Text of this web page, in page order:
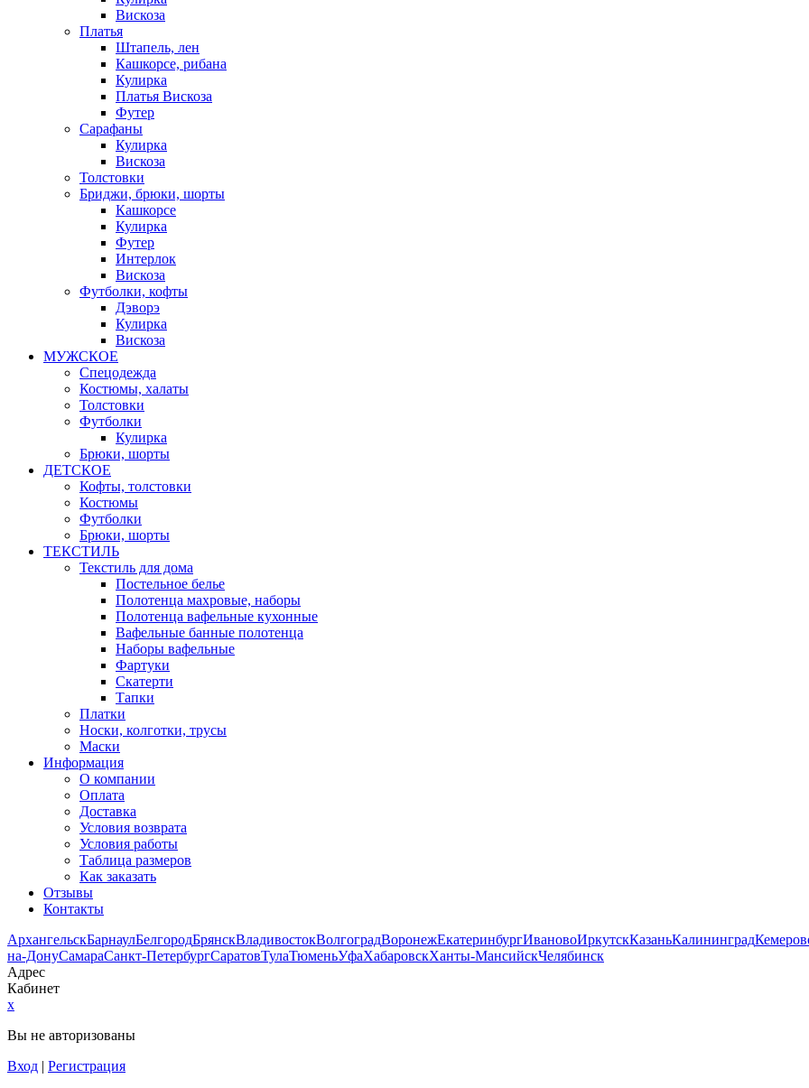
Вискоза
Платья
Штапель, лен
Кашкорсе, рибана
Кулирка
Платья Вискоза
Футер
Сарафаны
Кулирка
Вискоза
Толстовки
Бриджи, брюки, шорты
Кашкорсе
Кулирка
Футер
Интерлок
Вискоза
Футболки, кофты
Дэворэ
Кулирка
Вискоза
МУЖСКОЕ
Спецодежда
Костюмы, халаты
Толстовки
Футболки
Кулирка
Брюки, шорты
ДЕТСКОЕ
Кофты, толстовки
Костюмы
Футболки
Брюки, шорты
ТЕКСТИЛЬ
Текстиль для дома
Постельное белье
Полотенца махровые, наборы
Полотенца вафельные кухонные
Вафельные банные полотенца
Наборы вафельные
Фартуки
Скатерти
Тапки
Платки
Носки, колготки, трусы
Маски
Информация
О компании
Оплата
Доставка
Условия возврата
Условия работы
Таблица размеров
Как заказать
Отзывы
Контакты
АрхангельскБарнаулБелгородБрянскВладивостокВолгоградВоронежЕкатеринбургИвановоИркутскКазаньКалининград
на-ДонуСамараСанкт-ПетербургСаратовТулаТюменьУфаХабаровскХанты-МансийскЧелябинск
Адрес
Кабинет
x
Вы не авторизованы
Вход | Регистрация